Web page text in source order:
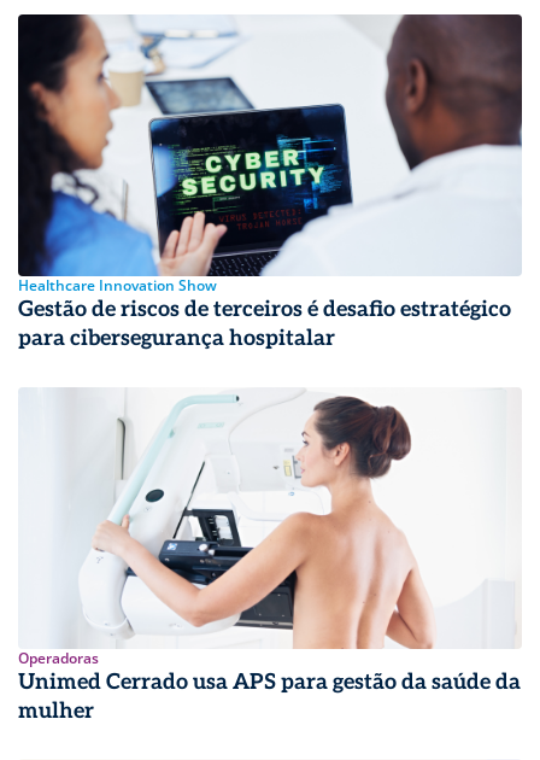
Healthcare Innovation Show
Gestão de riscos de terceiros é desafio estratégico
para cibersegurança hospitalar
Operadoras
Unimed Cerrado usa APS para gestão da saúde da
mulher